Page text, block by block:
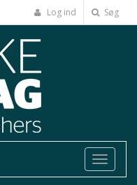
Log ind Søg
Toggle